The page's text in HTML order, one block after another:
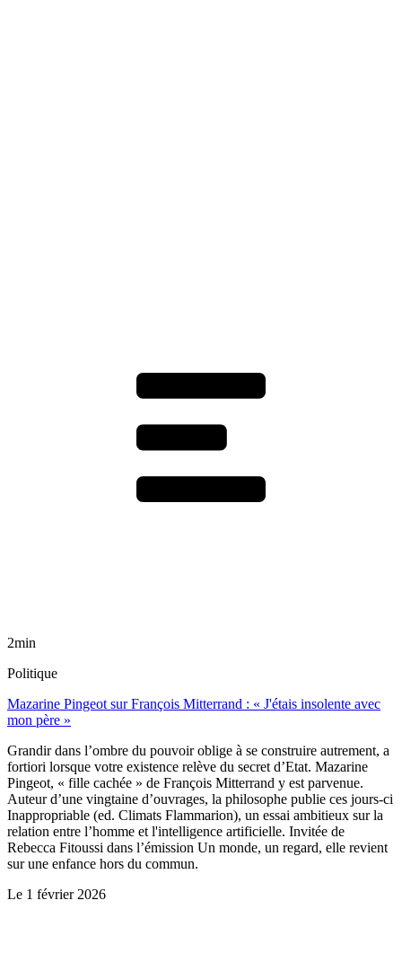
2min
Politique
Mazarine Pingeot sur François Mitterrand : « J'étais insolente avec
mon père »
Grandir dans l’ombre du pouvoir oblige à se construire autrement, a
fortiori lorsque votre existence relève du secret d’Etat. Mazarine
Pingeot, « fille cachée » de François Mitterrand y est parvenue.
Auteur d’une vingtaine d’ouvrages, la philosophe publie ces jours-ci
Inappropriable (ed. Climats Flammarion), un essai ambitieux sur la
relation entre l’homme et l'intelligence artificielle. Invitée de
Rebecca Fitoussi dans l’émission Un monde, un regard, elle revient
sur une enfance hors du commun.
Le 1 février 2026